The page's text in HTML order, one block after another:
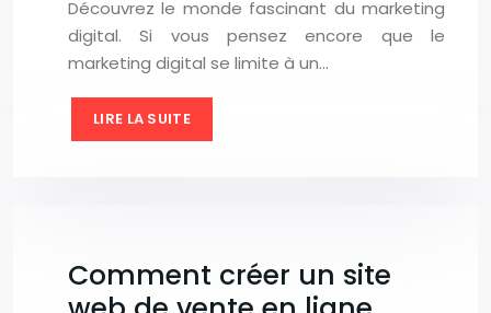
Découvrez le monde fascinant du marketing
digital. Si vous pensez encore que le
marketing digital se limite à un…
LIRE LA SUITE
Comment créer un site